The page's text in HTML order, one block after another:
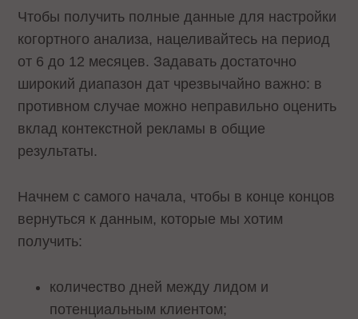
Чтобы получить полные данные для настройки
когортного анализа, нацеливайтесь на период
от 6 до 12 месяцев. Задавать достаточно
широкий диапазон дат чрезвычайно важно: в
противном случае можно неправильно оценить
вклад контекстной рекламы в общие
результаты.
Начнем с самого начала, чтобы в конце концов
вернуться к данным, которые мы хотим
получить:
количество дней между лидом и
потенциальным клиентом;